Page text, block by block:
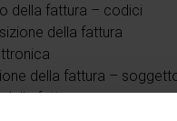
della fattura – codici
della fattura
della fattura –
della fattura